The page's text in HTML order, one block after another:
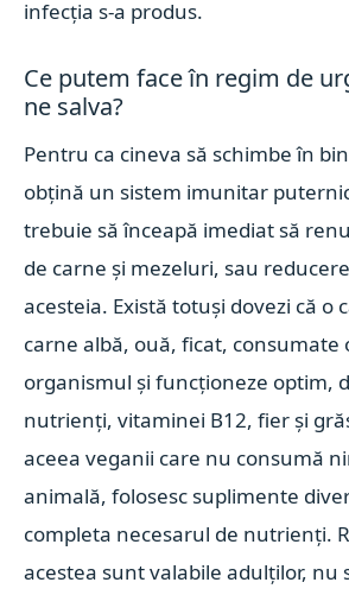
infecția s-a produs.
Ce putem face în regim de
ne salva?
Pentru ca cineva să schimbe în
obțină un sistem imunitar
trebuie să înceapă imediat să
de carne și mezeluri, sau
acesteia. Există totuși dovezi că o
carne albă, ouă, ficat, consumate
organismul și funcționeze optim,
nutrienți, vitaminei B12, fier și
aceea veganii care nu consumă
animală, folosesc suplimente
completa necesarul de nutrienți.
acestea sunt valabile adulților, nu